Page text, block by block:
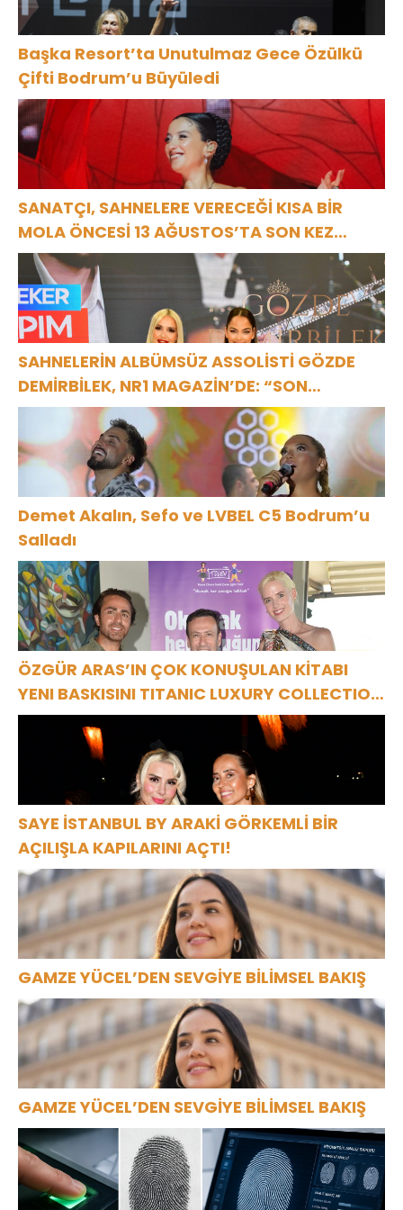
Başka Resort’ta Unutulmaz Gece Özülkü
Çifti Bodrum’u Büyüledi
SANATÇI, SAHNELERE VERECEĞİ KISA BİR
MOLA ÖNCESİ 13 AĞUSTOS’TA SON KEZ
HARBİYE’DE OLACAK!
SAHNELERİN ALBÜMSÜZ ASSOLİSTİ GÖZDE
DEMİRBİLEK, NR1 MAGAZİN’DE: “SON
ASSOLİST OLARAK VAR OLACAĞIM!”
Demet Akalın, Sefo ve LVBEL C5 Bodrum’u
Salladı
ÖZGÜR ARAS’IN ÇOK KONUŞULAN KİTABI
YENI BASKISINI TITANIC LUXURY COLLECTION
BODRUM’DA KUTLADI
SAYE İSTANBUL BY ARAKİ GÖRKEMLİ BİR
AÇILIŞLA KAPILARINI AÇTI!
GAMZE YÜCEL’DEN SEVGİYE BİLİMSEL BAKIŞ
GAMZE YÜCEL’DEN SEVGİYE BİLİMSEL BAKIŞ